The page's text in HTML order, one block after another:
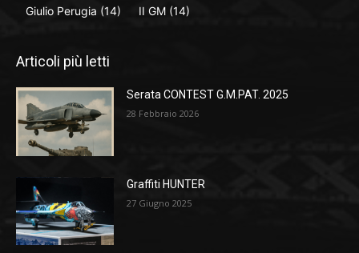
Giulio Perugia (14) II GM (14)
Articoli più letti
Serata CONTEST G.M.PAT. 2025
28 Febbraio 2026
Graffiti HUNTER
27 Giugno 2025